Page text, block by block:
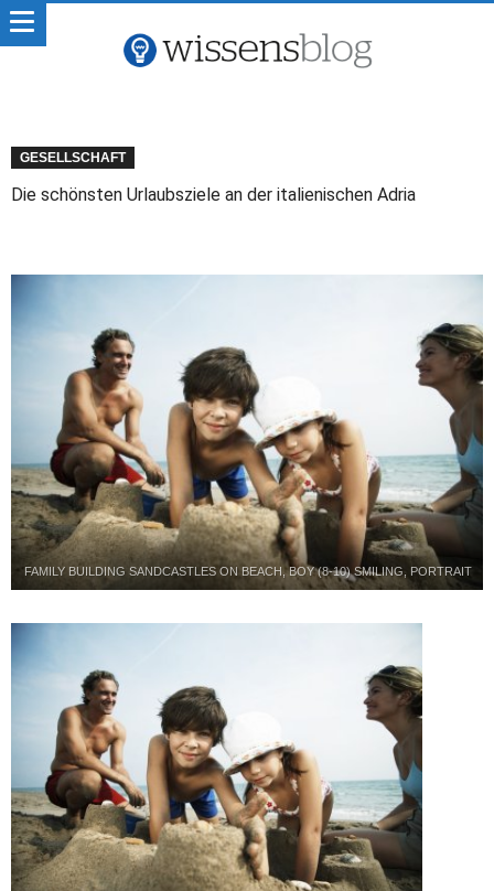
GESELLSCHAFT
Die schönsten Urlaubsziele an der italienischen Adria
FAMILY BUILDING SANDCASTLES ON BEACH, BOY (8-10) SMILING, PORTRAIT